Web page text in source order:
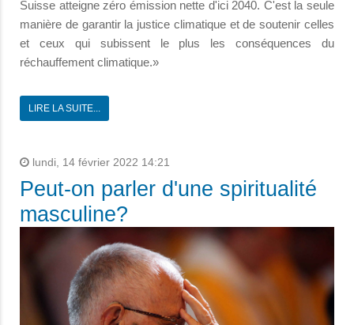
Suisse atteigne zéro émission nette d'ici 2040. C'est la seule
manière de garantir la justice climatique et de soutenir celles
et ceux qui subissent le plus les conséquences du
réchauffement climatique.»
LIRE LA SUITE...
lundi, 14 février 2022 14:21
Peut-on parler d'une spiritualité
masculine?